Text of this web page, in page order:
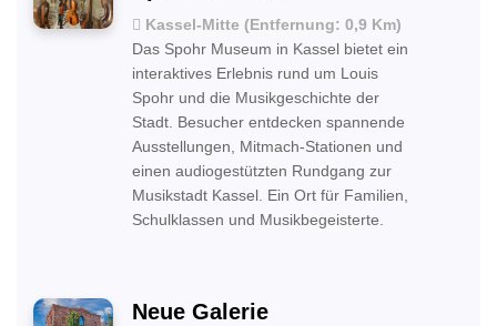
Kassel-Mitte (Entfernung: 0,9 Km)
Das Spohr Museum in Kassel bietet ein
interaktives Erlebnis rund um Louis
Spohr und die Musikgeschichte der
Stadt. Besucher entdecken spannende
Ausstellungen, Mitmach-Stationen und
einen audiogestützten Rundgang zur
Musikstadt Kassel. Ein Ort für Familien,
Schulklassen und Musikbegeisterte.
Neue Galerie